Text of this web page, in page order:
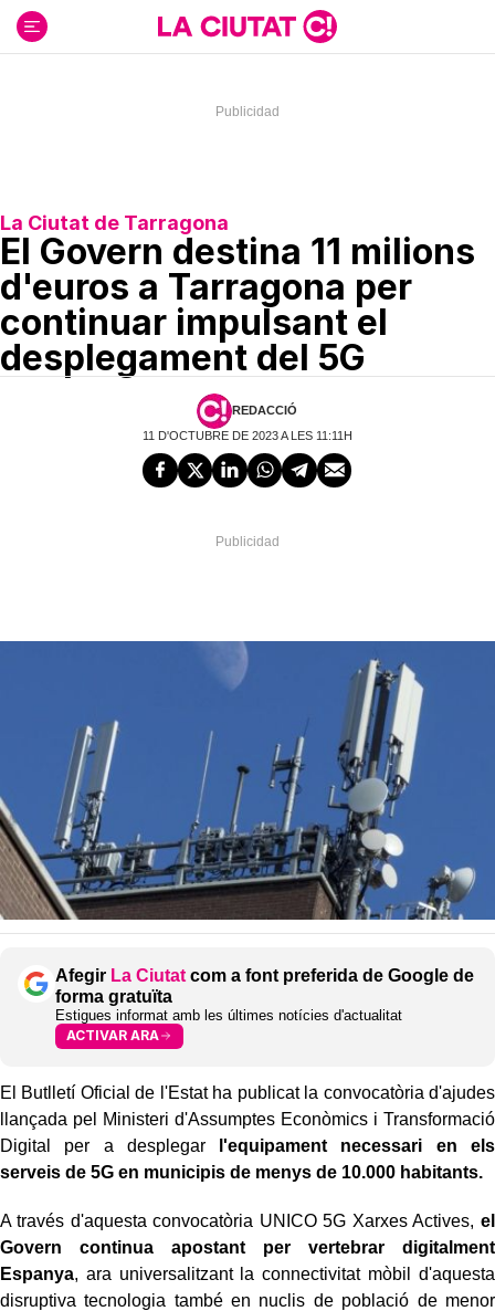
contenido
La Ciutat de Tarragona
El Govern destina 11 milions
d'euros a Tarragona per
continuar impulsant el
desplegament del 5G
REDACCIÓ
11 D'OCTUBRE DE 2023 A LES 11:11H
Afegir La Ciutat com a font preferida de Google de
forma gratuïta
Estigues informat amb les últimes notícies d'actualitat
ACTIVAR ARA
El Butlletí Oficial de l'Estat ha publicat la convocatòria d'ajudes
llançada pel Ministeri d'Assumptes Econòmics i Transformació
Digital per a desplegarl'equipament necessari en els
serveis de 5G en municipis de menys de 10.000 habitants.
A través d'aquesta convocatòria UNICO 5G Xarxes Actives, el
Govern continua apostant per vertebrar digitalment
Espanya, ara universalitzant la connectivitat mòbil d'aquesta
disruptiva tecnologia també en nuclis de població de menor